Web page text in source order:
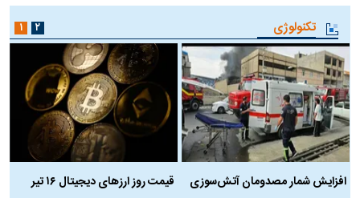
تکنولوژی
افزایش شمار مصدومان آتش‌سوزی
قیمت روز ارز‌های دیجیتال ۱۶ تیر
۱ ۲